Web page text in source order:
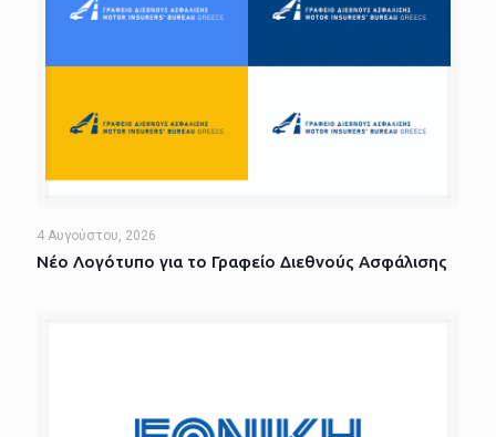
4 Αυγούστου, 2026
Νέο Λογότυπο για το Γραφείο Διεθνούς Ασφάλισης